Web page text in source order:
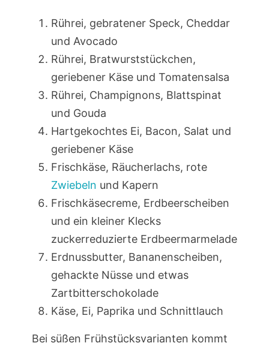
Rührei, gebratener Speck, Cheddar
und Avocado
Rührei, Bratwurststückchen,
geriebener Käse und Tomatensalsa
Rührei, Champignons, Blattspinat
und Gouda
Hartgekochtes Ei, Bacon, Salat und
geriebener Käse
Frischkäse, Räucherlachs, rote
Zwiebeln und Kapern
Frischkäsecreme, Erdbeerscheiben
und ein kleiner Klecks
zuckerreduzierte Erdbeermarmelade
Erdnussbutter, Bananenscheiben,
gehackte Nüsse und etwas
Zartbitterschokolade
Käse, Ei, Paprika und Schnittlauch
Bei süßen Frühstücksvarianten kommt